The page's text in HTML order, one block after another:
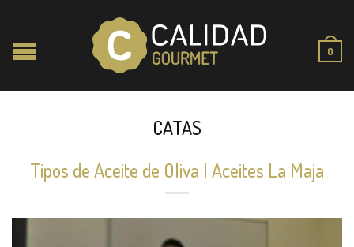
0
CATAS
Tipos de Aceite de Oliva | Aceites La Maja